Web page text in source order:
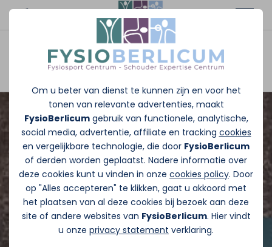
Om u beter van dienst te kunnen zijn en voor het
tonen van relevante advertenties, maakt
FysioBerlicumgebruik van functionele, analytische,
social media, advertentie, affiliate en tracking cookies
en vergelijkbare technologie, die door FysioBerlicum
of derden worden geplaatst. Nadere informatie over
deze cookies kunt u vinden in onze cookies policy. Door
op "Alles accepteren" te klikken, gaat u akkoord met
het plaatsen van al deze cookies bij bezoek aan deze
site of andere websites van FysioBerlicum. Hier vindt
u onze privacy statement verklaring.
Afspraak maken